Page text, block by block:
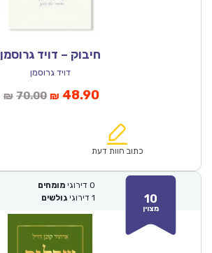
חיבוק – דויד גרוסמן
דויד גרוסמן
₪ 70.00המחיר
₪70.00.
₪ 48.90המחיר
הוא:
כתוב חוות דעת
10
מצוין
0 דירוגי מומחים
1 דירוגי גולשים